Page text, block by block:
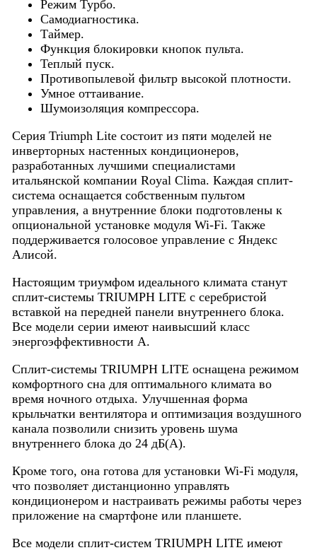
Режим Турбо.
Самодиагностика.
Таймер.
Функция блокировки кнопок пульта.
Теплый пуск.
Противопылевой фильтр высокой плотности.
Умное оттаивание.
Шумоизоляция компрессора.
Серия Triumph Lite состоит из пяти моделей не
инверторных настенных кондиционеров,
разработанных лучшими специалистами
итальянской компании Royal Clima. Каждая сплит-
система оснащается собственным пультом
управления, а внутренние блоки подготовлены к
опциональной установке модуля Wi-Fi. Также
поддерживается голосовое управление с Яндекс
Алисой.
Настоящим триумфом идеального климата станут
сплит-системы TRIUMPH LITE с серебристой
вставкой на передней панели внутреннего блока.
Все модели серии имеют наивысший класс
энергоэффективности А.
Сплит-системы TRIUMPH LITE оснащена режимом
комфортного сна для оптимального климата во
время ночного отдыха. Улучшенная форма
крыльчатки вентилятора и оптимизация воздушного
канала позволили снизить уровень шума
внутреннего блока до 24 дБ(А).
Кроме того, она готова для установки Wi-Fi модуля,
что позволяет дистанционно управлять
кондиционером и настраивать режимы работы через
приложение на смартфоне или планшете.
Все модели сплит-систем TRIUMPH LITE имеют